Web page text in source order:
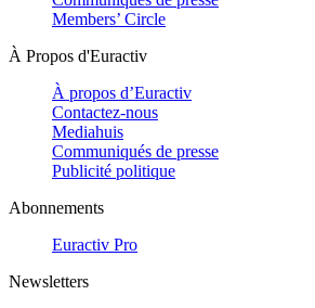
Members’ Circle
À Propos d'Euractiv
À propos d’Euractiv
Contactez-nous
Mediahuis
Communiqués de presse
Publicité politique
Abonnements
Euractiv Pro
Newsletters